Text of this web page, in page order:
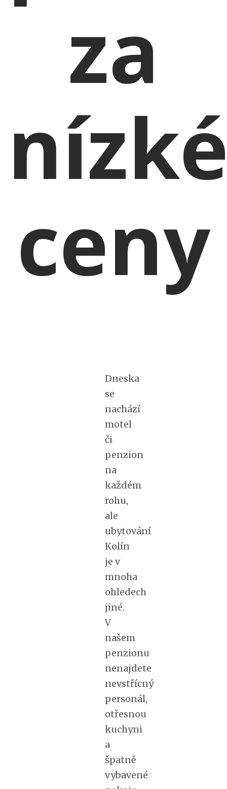
za
ceny
Dneska
se
nachází
motel
či
penzion
na
každém
rohu,
ale
ubytování
Kolín
je v
mnoha
ohledech
jiné.
V
našem
penzionu
nenajdete
nevstřícný
personál,
otřesnou
kuchyni
a
špatně
vybavené